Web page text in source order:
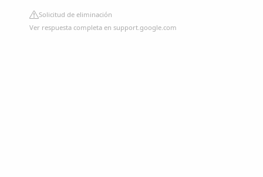
Solicitud de eliminación
Ver respuesta completa en support.google.com